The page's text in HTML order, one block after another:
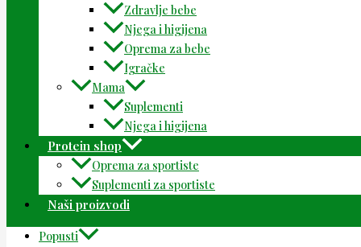
Zdravlje bebe
Njega i higijena
Oprema za bebe
Igračke
Mama
Suplementi
Njega i higijena
Protein shop
Oprema za sportiste
Suplementi za sportiste
Naši proizvodi
Popusti